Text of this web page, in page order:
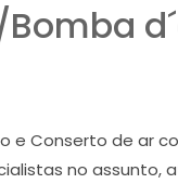
e Conserto de ar
no assunto,